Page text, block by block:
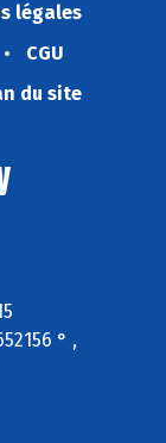
légales
CGU
du site
° ,